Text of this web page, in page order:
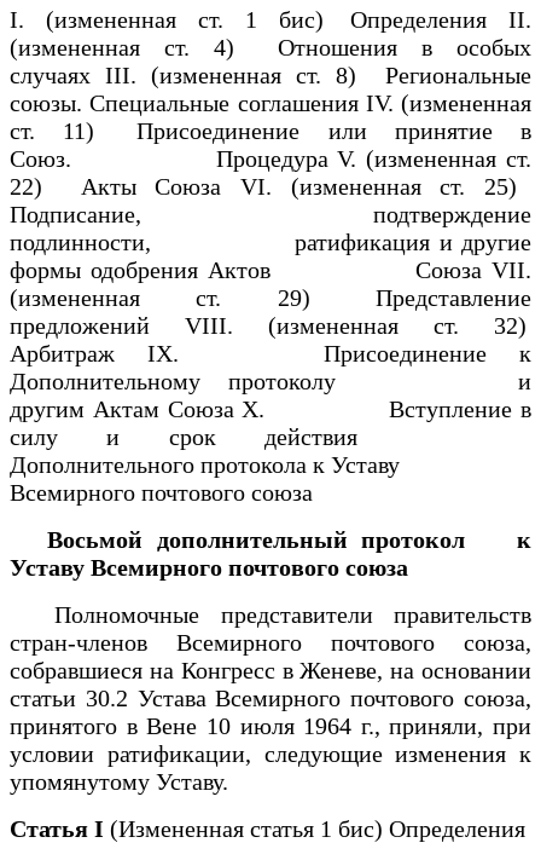
I. (измененная ст. 1 бис) Определения II.
(измененная ст. 4) Отношения в особых
случаях III. (измененная ст. 8) Региональные
союзы. Специальные соглашения IV. (измененная
ст. 11) Присоединение или принятие в
Союз. Процедура V. (измененная ст.
22) Акты Союза VI. (измененная ст. 25)
Подписание, подтверждение
подлинности, ратификация и другие
формы одобрения Актов Союза VII.
(измененная ст. 29) Представление
предложений VIII. (измененная ст. 32)
Арбитраж IX. Присоединение к
Дополнительному протоколу и
другим Актам Союза X. Вступление в
силу и срок действия
Дополнительного протокола к Уставу
Всемирного почтового союза
Восьмой дополнительный протокол
к
Уставу Всемирного почтового союза
Полномочные представители правительств
стран-членов Всемирного почтового союза,
собравшиеся на Конгресс в Женеве, на основании
статьи 30.2 Устава Всемирного почтового союза,
принятого в Вене 10 июля 1964 г., приняли, при
условии ратификации, следующие изменения к
упомянутому Уставу.
Статья I (Измененная статья 1 бис) Определения